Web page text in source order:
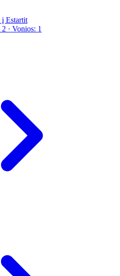
į Estartit
· Vonios: 1